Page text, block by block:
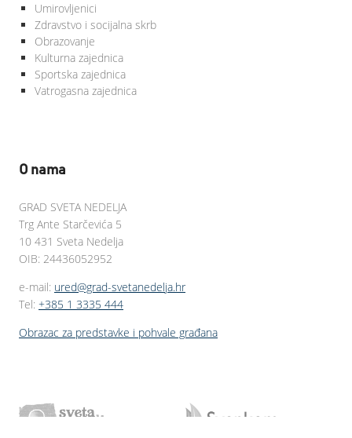
Umirovljenici
Zdravstvo i socijalna skrb
Obrazovanje
Kulturna zajednica
Sportska zajednica
Vatrogasna zajednica
O nama
GRAD SVETA NEDELJA
Trg Ante Starčevića 5
10 431 Sveta Nedelja
OIB: 24436052952
e-mail: ured@grad-svetanedelja.hr
Tel: +385 1 3335 444
Obrazac za predstavke i pohvale građana